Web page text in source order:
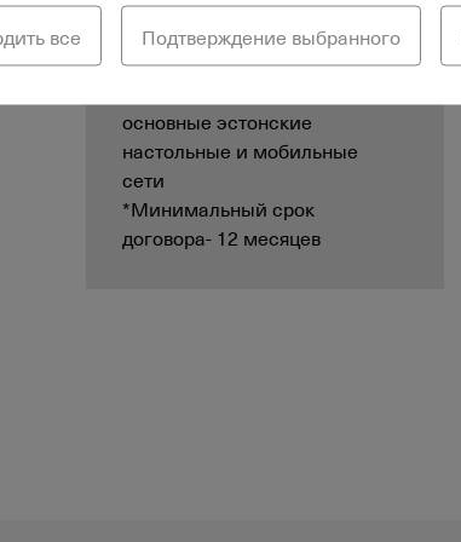
*Активация короткого
номера включает в себя
основные эстонские
настольные и мобильные
сети
*Минимальный срок
договора- 12 месяцев
Подтверждение выбранного
все